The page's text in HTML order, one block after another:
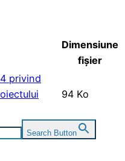
Dimensiune
fișier
privind
94 Ko
Search Button